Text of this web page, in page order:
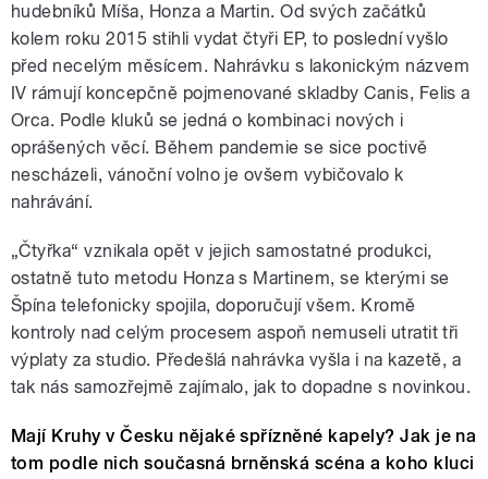
hudebníků Míša, Honza a Martin. Od svých začátků
kolem roku 2015 stihli vydat čtyři EP, to poslední vyšlo
před necelým měsícem. Nahrávku s lakonickým názvem
IV rámují koncepčně pojmenované skladby Canis, Felis a
Orca. Podle kluků se jedná o kombinaci nových i
oprášených věcí. Během pandemie se sice poctivě
nescházeli, vánoční volno je ovšem vybičovalo k
nahrávání.
„Čtyřka“ vznikala opět v jejich samostatné produkci,
ostatně tuto metodu Honza s Martinem, se kterými se
Špína telefonicky spojila, doporučují všem. Kromě
kontroly nad celým procesem aspoň nemuseli utratit tři
výplaty za studio. Předešlá nahrávka vyšla i na kazetě, a
tak nás samozřejmě zajímalo, jak to dopadne s novinkou.
Mají Kruhy v Česku nějaké spřízněné kapely? Jak je na
tom podle nich současná brněnská scéna a koho kluci